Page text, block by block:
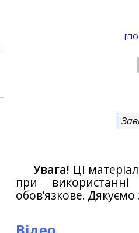
Увага! Ці
при
обов’язкове.